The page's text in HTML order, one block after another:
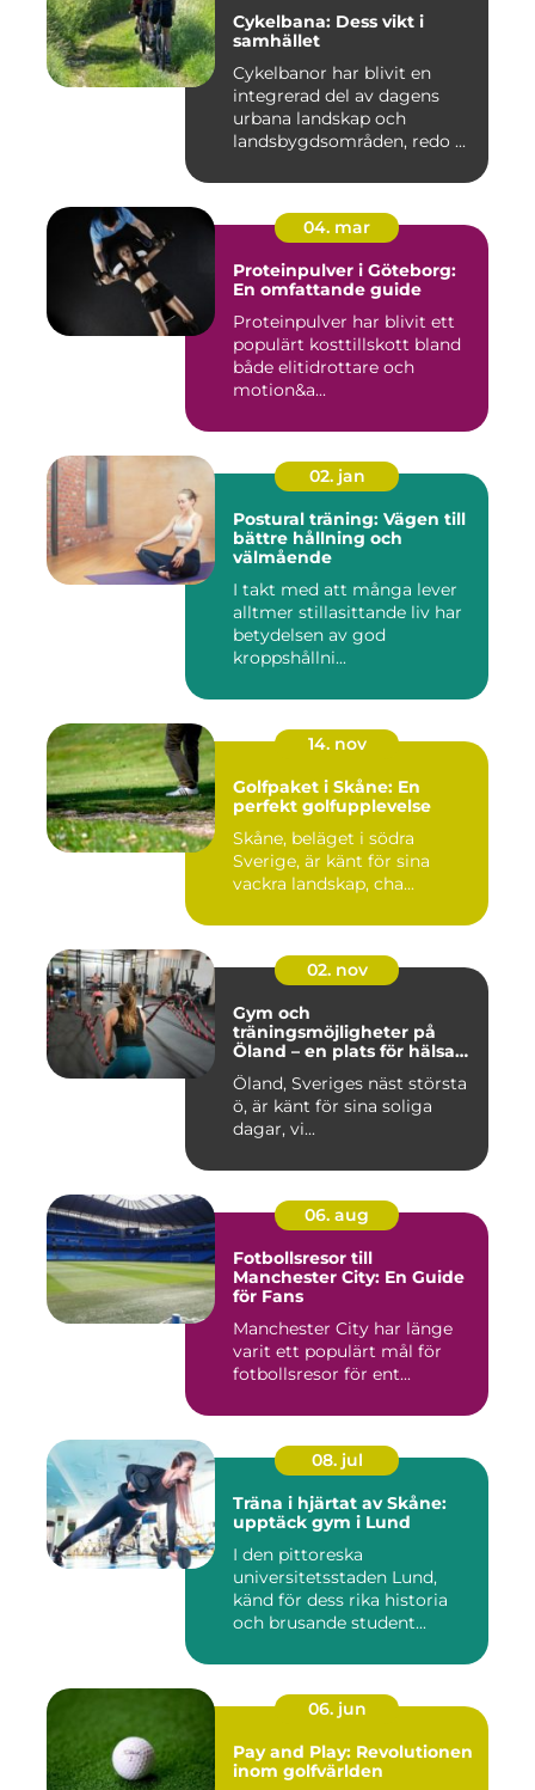
Cykelbana: Dess vikt i
samhället
Cykelbanor har blivit en
integrerad del av dagens
urbana landskap och
landsbygdsområden, redo ...
04. mar
Proteinpulver i Göteborg:
En omfattande guide
Proteinpulver har blivit ett
populärt kosttillskott bland
både elitidrottare och
motion&a...
02. jan
Postural träning: Vägen till
bättre hållning och
välmående
I takt med att många lever
alltmer stillasittande liv har
betydelsen av god
kroppshållni...
14. nov
Golfpaket i Skåne: En
perfekt golfupplevelse
Skåne, beläget i södra
Sverige, är känt för sina
vackra landskap, cha...
02. nov
Gym och
träningsmöjligheter på
Öland – en plats för hälsa
och välbefinnande
Öland, Sveriges näst största
ö, är känt för sina soliga
dagar, vi...
06. aug
Fotbollsresor till
Manchester City: En Guide
för Fans
Manchester City har länge
varit ett populärt mål för
fotbollsresor för ent...
08. jul
Träna i hjärtat av Skåne:
upptäck gym i Lund
I den pittoreska
universitetsstaden Lund,
känd för dess rika historia
och brusande student...
06. jun
Pay and Play: Revolutionen
inom golfvärlden